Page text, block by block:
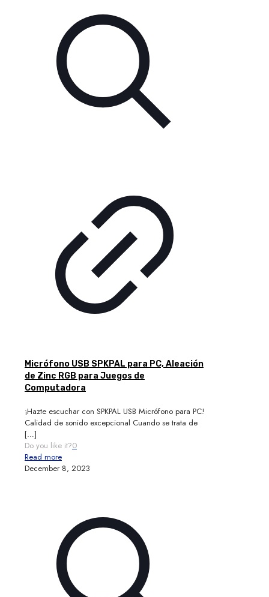
Micrófono USB SPKPAL para PC, Aleación
de Zinc RGB para Juegos de
Computadora
¡Hazte escuchar con SPKPAL USB Micrófono para PC!
Calidad de sonido excepcional Cuando se trata de
[…]
Do you like it?0
Read more
December 8, 2023